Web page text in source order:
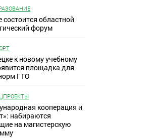
состоится областной
форум
к новому учебному
площадка для
ГТО
кооперация и
набираются
на магистерскую